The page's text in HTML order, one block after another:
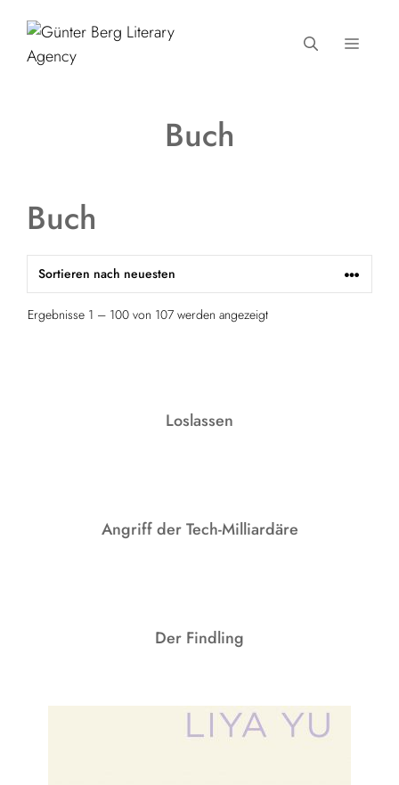
Inhalt
springen
MENÜ
Buch
Buch
Ergebnisse 1 – 100 von 107 werden angezeigt
Loslassen
Angriff der Tech-Milliardäre
Der Findling